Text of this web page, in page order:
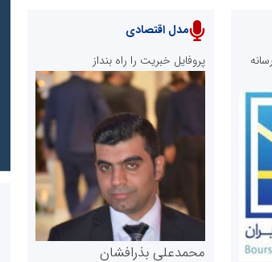
مدل اقتصادی
پروفایل خبریت را راه بنداز
محمدعلی بذرافشان